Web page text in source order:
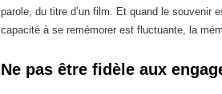
parole, du titre d’un film. Et quand le souvenir
capacité à se remémorer est fluctuante, la
Ne pas être fidèle aux